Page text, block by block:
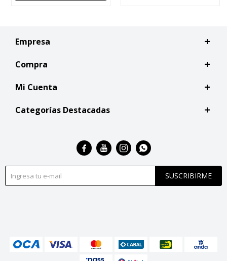
Empresa
Compra
Mi Cuenta
Categorías Destacadas
SUSCRIBIRME
   